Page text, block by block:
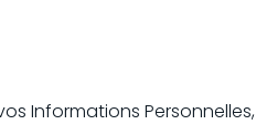
Informations Personnelles,